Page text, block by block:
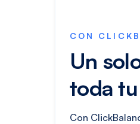
CON
Un
toda
Con